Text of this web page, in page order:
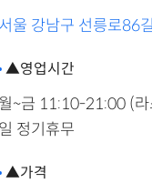
서울 강남구 선릉로86
▲영업시간
월~금 11:10-21:00 (
일 정기휴무
▲가격